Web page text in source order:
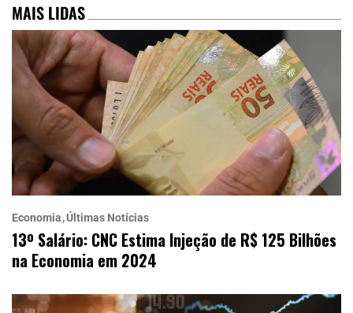
MAIS LIDAS
Economia Últimas Notícias
13º Salário: CNC Estima Injeção de R$ 125 Bilhões
na Economia em 2024